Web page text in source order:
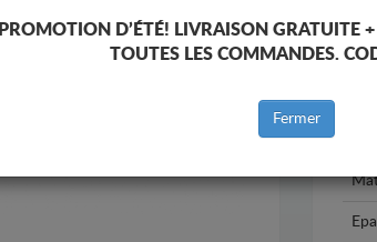
PROMOTION D’ÉTÉ! LIVRAISON GRATUITE
TOUTES LES COMMANDES.
Fermer